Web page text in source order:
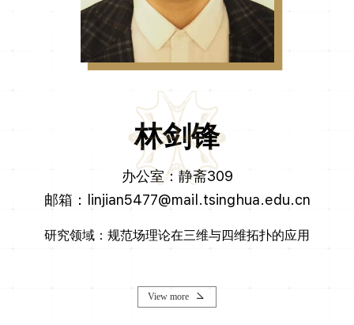
林剑锋
办公室：静斋309
邮箱：linjian5477@mail.tsinghua.edu.cn
研究领域：规范场理论在三维与四维拓扑的应用
View more